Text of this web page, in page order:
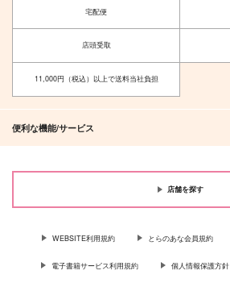
宅配便
店頭受取
11,000円（税込）以上で送料当社負担
便利な機能/サービス
店舗を探す
WEBSITE利用規約 とらのあな会員規約
電子書籍サービス利用規約 個人情報保護方針